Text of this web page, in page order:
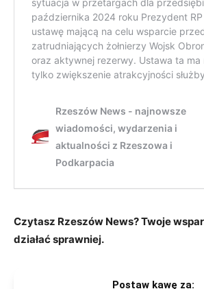
Czytasz Rzeszów News? Twoje
działać sprawniej.
Postaw kawę za: